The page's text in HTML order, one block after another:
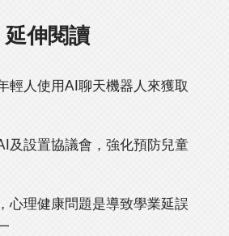
延伸閱讀
輕人使用AI聊天機器人來獲取
及設置協議會，強化預防兒童
心理健康問題是導致學業延誤